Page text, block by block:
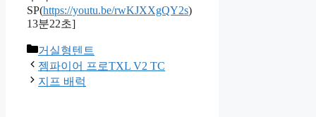
SP(https://youtu.be/rwKJXXgQY2s)
13분22초]
Categories
거실형텐트
젬파이어 프로TXL V2 TC
지프 배럭